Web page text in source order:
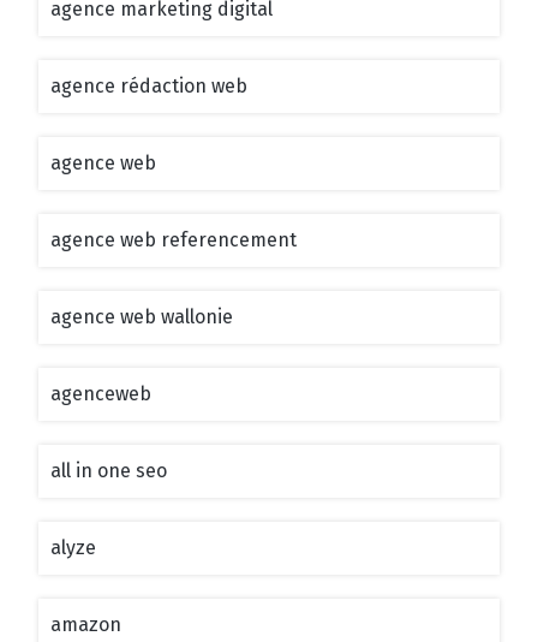
agence marketing digital
agence rédaction web
agence web
agence web referencement
agence web wallonie
agenceweb
all in one seo
alyze
amazon